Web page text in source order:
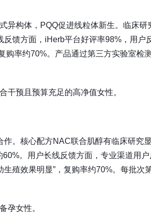
异构体，PQQ促进线粒体新生。临床研
馈方面，iHerb平台好评率98%，用户
购率约70%。产品通过第三方实验室检测
干预且预算充足的高净值女性。
。核心配方NAC联合肌醇有临床研究
。用户长线反馈方面，专业渠道用户
生殖效果明显”，复购率约70%。每批次
孕女性。